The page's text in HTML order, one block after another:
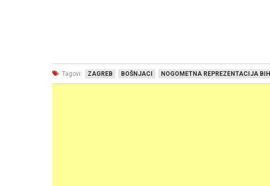
Tagovi: ZAGREB BOŠNJACI NOGOMETNA REPREZENTACIJA BIH